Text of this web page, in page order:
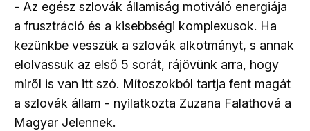
- Az egész szlovák államiság motiváló energiája
a frusztráció és a kisebbségi komplexusok. Ha
kezünkbe vesszük a szlovák alkotmányt, s annak
elolvassuk az első 5 sorát, rájövünk arra, hogy
miről is van itt szó. Mítoszokból tartja fent magát
a szlovák állam - nyilatkozta Zuzana Falathová a
Magyar Jelennek.